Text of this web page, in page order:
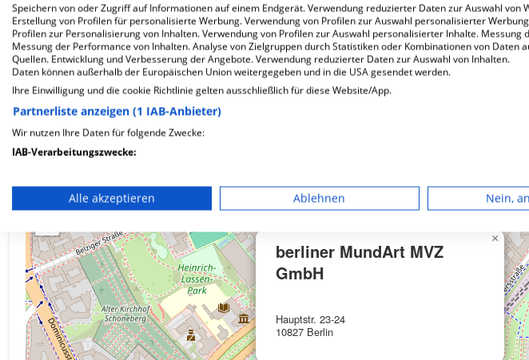
Wie ist die Telefonnummer von berliner MundArt MVZ GmbH?
Karte
berliner MundArt MVZ
GmbH
Hauptstr. 23-24
10827 Berlin
×
Speichern von oder Zugriff auf Informationen auf einem Endgerät. Verwendung reduzierter Daten zur Auswahl von
Erstellung von Profilen für personalisierte Werbung. Verwendung von Profilen zur Auswahl personalisierter
Profilen zur Personalisierung von Inhalten. Verwendung von Profilen zur Auswahl personalisierter Inhalte. Messung
Messung der Performance von Inhalten. Analyse von Zielgruppen durch Statistiken oder Kombinationen von Daten
Quellen. Entwicklung und Verbesserung der Angebote. Verwendung reduzierter Daten zur Auswahl von Inhalten.
Daten können außerhalb der Europäischen Union weitergegeben und in die USA gesendet werden.
Ihre Einwilligung und die cookie Richtlinie gelten ausschließlich für diese Website/App.
Partnerliste anzeigen (1 IAB-Anbieter)
Wir nutzen Ihre Daten für folgende Zwecke:
IAB-Verarbeitungszwecke:
Verwendung reduzierter Daten zur Auswahl von Werbeanzeigen
Erstellung von Profilen für personalisierte Werbung
Verwendung von Profilen zur Auswahl personalisierter Werbung
Erstellung von Profilen zur Personalisierung von Inhalten
Verwendung von Profilen zur Auswahl personalisierter Inhalte
Alle akzeptieren Ablehnen Nein,